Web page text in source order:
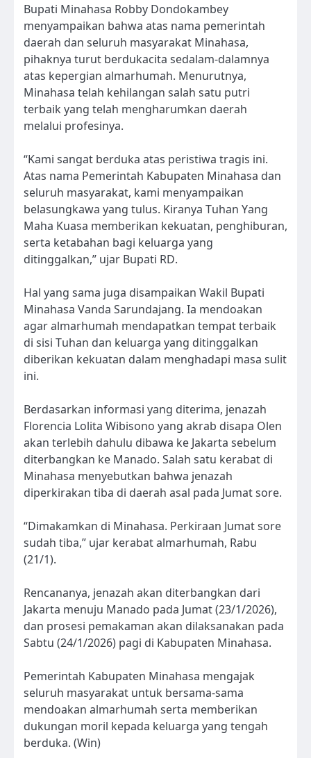
Bupati Minahasa Robby Dondokambey
menyampaikan bahwa atas nama pemerintah
daerah dan seluruh masyarakat Minahasa,
pihaknya turut berdukacita sedalam-dalamnya
atas kepergian almarhumah. Menurutnya,
Minahasa telah kehilangan salah satu putri
terbaik yang telah mengharumkan daerah
melalui profesinya.
“Kami sangat berduka atas peristiwa tragis ini.
Atas nama Pemerintah Kabupaten Minahasa dan
seluruh masyarakat, kami menyampaikan
belasungkawa yang tulus. Kiranya Tuhan Yang
Maha Kuasa memberikan kekuatan, penghiburan,
serta ketabahan bagi keluarga yang
ditinggalkan,” ujar Bupati RD.
Hal yang sama juga disampaikan Wakil Bupati
Minahasa Vanda Sarundajang. Ia mendoakan
agar almarhumah mendapatkan tempat terbaik
di sisi Tuhan dan keluarga yang ditinggalkan
diberikan kekuatan dalam menghadapi masa sulit
ini.
Berdasarkan informasi yang diterima, jenazah
Florencia Lolita Wibisono yang akrab disapa Olen
akan terlebih dahulu dibawa ke Jakarta sebelum
diterbangkan ke Manado. Salah satu kerabat di
Minahasa menyebutkan bahwa jenazah
diperkirakan tiba di daerah asal pada Jumat sore.
“Dimakamkan di Minahasa. Perkiraan Jumat sore
sudah tiba,” ujar kerabat almarhumah, Rabu
(21/1).
Rencananya, jenazah akan diterbangkan dari
Jakarta menuju Manado pada Jumat (23/1/2026),
dan prosesi pemakaman akan dilaksanakan pada
Sabtu (24/1/2026) pagi di Kabupaten Minahasa.
Pemerintah Kabupaten Minahasa mengajak
seluruh masyarakat untuk bersama-sama
mendoakan almarhumah serta memberikan
dukungan moril kepada keluarga yang tengah
berduka. (Win)